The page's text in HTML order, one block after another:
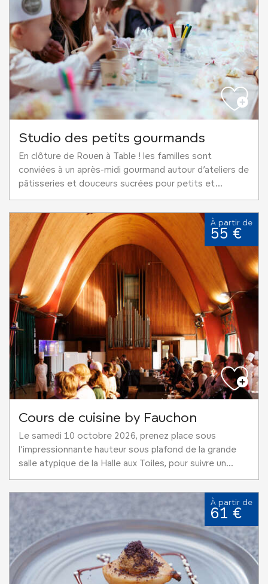
Studio des petits gourmands
En clôture de Rouen à Table ! les familles sont
conviées à un après-midi gourmand autour d’ateliers de
pâtisseries et douceurs sucrées pour petits et...
À partir de
55 €
Cours de cuisine by Fauchon
Le samedi 10 octobre 2026, prenez place sous
l’impressionnante hauteur sous plafond de la grande
salle atypique de la Halle aux Toiles, pour suivre un...
À partir de
61 €